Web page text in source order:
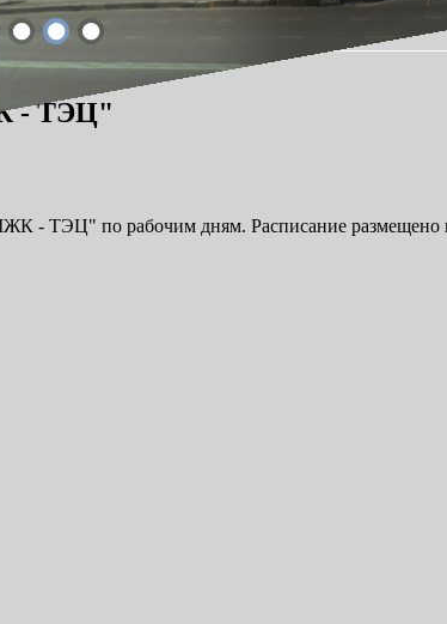
- ТЭЦ"
- ТЭЦ" по рабочим дням. Расписание размещено